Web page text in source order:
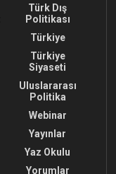
Türk Dış
Politikası
Türkiye
Türkiye
Siyaseti
Uluslararası
Politika
Webinar
Yayınlar
Yaz Okulu
Yorumlar